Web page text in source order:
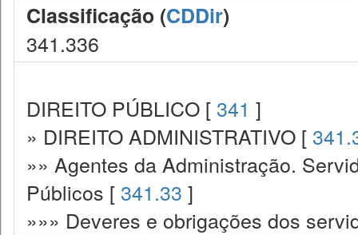
Classificação (CDDir)
341.336
DIREITO PÚBLICO [ 341 ]
» DIREITO ADMINISTRATIVO [
»» Agentes da Administração.
Públicos [ 341.33 ]
»»» Deveres e obrigações dos